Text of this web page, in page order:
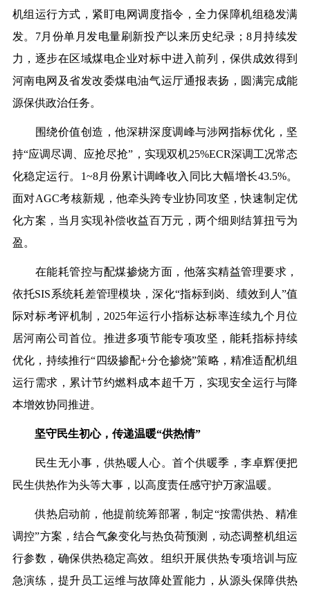
机组运行方式，紧盯电网调度指令，全力保障机组稳发满
发。7月份单月发电量刷新投产以来历史纪录；8月持续发
力，逐步在区域煤电企业对标中进入前列，保供成效得到
河南电网及省发改委煤电油气运厅通报表扬，圆满完成能
源保供政治任务。
围绕价值创造，他深耕深度调峰与涉网指标优化，坚
持“应调尽调、应抢尽抢”，实现双机25%ECR深调工况常态
化稳定运行。1~8月份累计调峰收入同比大幅增长43.5%。
面对AGC考核新规，他牵头跨专业协同攻坚，快速制定优
化方案，当月实现补偿收益百万元，两个细则结算扭亏为
盈。
在能耗管控与配煤掺烧方面，他落实精益管理要求，
依托SIS系统耗差管理模块，深化“指标到岗、绩效到人”值
际对标考评机制，2025年运行小指标达标率连续九个月位
居河南公司首位。推进多项节能专项攻坚，能耗指标持续
优化，持续推行“四级掺配+分仓掺烧”策略，精准适配机组
运行需求，累计节约燃料成本超千万，实现安全运行与降
本增效协同推进。
坚守民生初心，传递温暖“供热情”
民生无小事，供热暖人心。首个供暖季，李卓辉便把
民生供热作为头等大事，以高度责任感守护万家温暖。
供热启动前，他提前统筹部署，制定“按需供热、精准
调控”方案，结合气象变化与热负荷预测，动态调整机组运
行参数，确保供热稳定高效。组织开展供热专项培训与应
急演练，提升员工运维与故障处置能力，从源头保障供热